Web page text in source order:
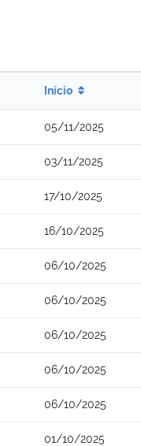
Início
05/11/2025
03/11/2025
17/10/2025
16/10/2025
06/10/2025
06/10/2025
06/10/2025
06/10/2025
06/10/2025
01/10/2025